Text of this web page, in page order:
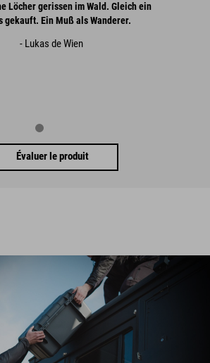
Löcher gerissen im Wald. Gleich ein
gekauft. Ein Muß als Wanderer.
- Lukas de Wien
Évaluer le produit